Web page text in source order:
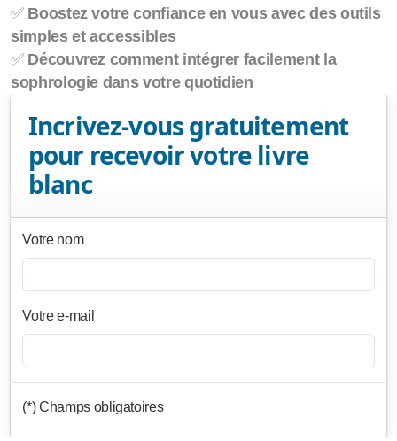
✅ Boostez votre confiance en vous avec des outils
simples et accessibles
✅ Découvrez comment intégrer facilement la
sophrologie dans votre quotidien
Incrivez-vous gratuitement
pour recevoir votre livre
blanc
Votre nom
Votre e-mail
(*) Champs obligatoires